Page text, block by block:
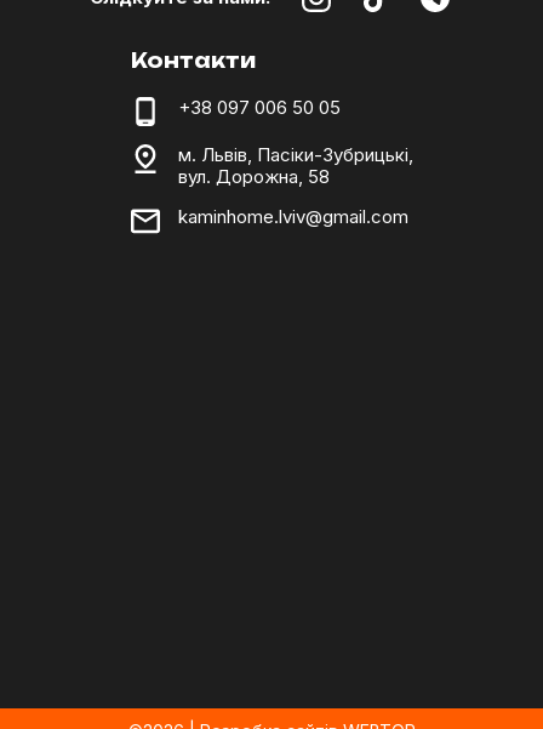
Контакти
+38 097 006 50 05
м. Львів, Пасіки-Зубрицькі,
вул. Дорожна, 58
kaminhome.lviv@gmail.com